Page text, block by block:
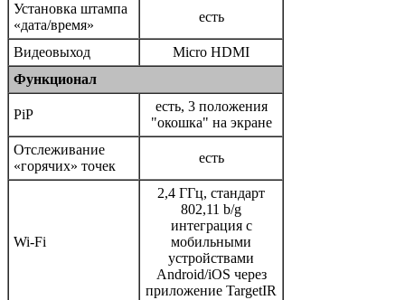
Установка штампа
«дата/время»
есть
Видеовыход
Micro HDMI
Функционал
PiP
есть, 3 положения
"окошка" на экране
Отслеживание
«горячих» точек
есть
Wi-Fi
2,4 ГГц, стандарт
802,11 b/g
интеграция с
мобильными
устройствами
Android/iOS через
приложение TargetIR